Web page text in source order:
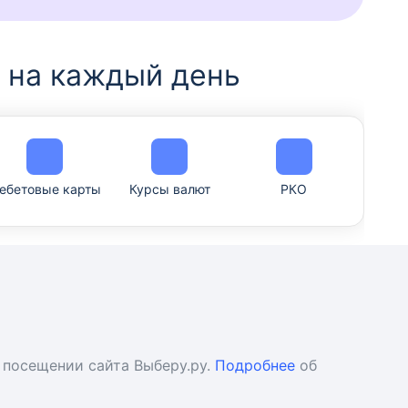
каждый день
карты Курсы валют РКО
сайта Выберу.ру. Подробнее об